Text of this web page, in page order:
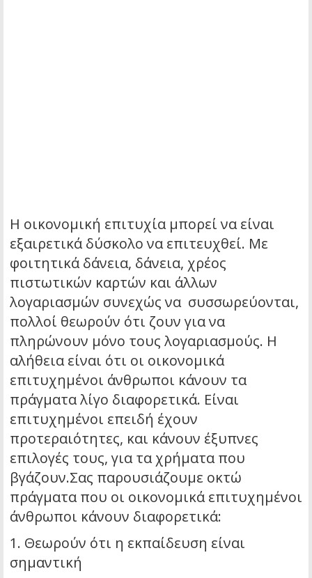
H oικονομική επιτυχία μπορεί να είναι
εξαιρετικά δύσκολο να επιτευχθεί. Με
φοιτητικά δάνεια, δάνεια, χρέος
πιστωτικών καρτών και άλλων
λογαριασμών συνεχώς να συσσωρεύονται,
πολλοί θεωρούν ότι ζουν για να
πληρώνουν μόνο τους λογαριασμούς. Η
αλήθεια είναι ότι οι οικονομικά
επιτυχημένοι άνθρωποι κάνουν τα
πράγματα λίγο διαφορετικά. Είναι
επιτυχημένοι επειδή έχουν
προτεραιότητες, και κάνουν έξυπνες
επιλογές τους, για τα χρήματα που
βγάζουν.Σας παρουσιάζουμε οκτώ
πράγματα που οι οικονομικά επιτυχημένοι
άνθρωποι κάνουν διαφορετικά:
1. Θεωρούν ότι η εκπαίδευση είναι
σημαντική